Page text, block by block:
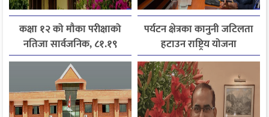
कक्षा १२ को मौका परीक्षाको
नतिजा सार्वजनिक, ८१.१९
प्रतिशत विद्यार्थी उत्तीर्ण
पर्यटन क्षेत्रका कानुनी जटिलता
हटाउन राष्ट्रिय योजना
आयोगसमक्ष होटल संघ
बागमतीका पाँचबुँदे माग